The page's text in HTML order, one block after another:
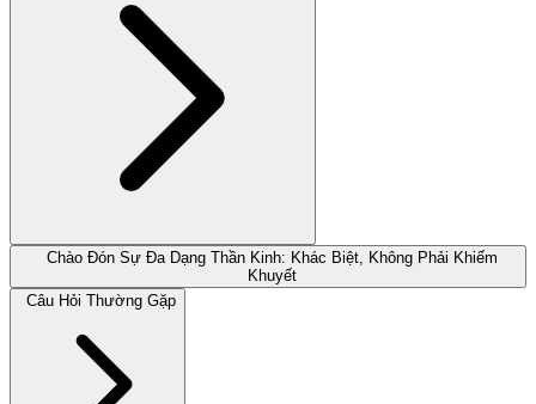
Chào Đón Sự Đa Dạng Thần Kinh: Khác Biệt, Không Phải Khiếm
Khuyết
Câu Hỏi Thường Gặp